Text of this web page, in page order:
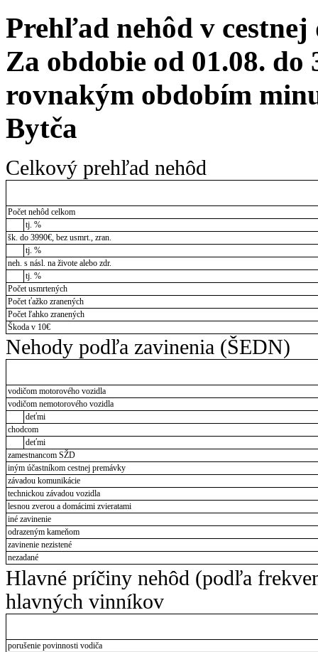
Prehľad nehôd v cestnej
Za obdobie od 01.08. do
rovnakým obdobím
Bytča
Celkový prehľad nehôd
Počet nehôd celkom
tj. %
šk. do 3990€, bez usmrt., zran.
tj. %
neh. s násl. na živote alebo zdr.
tj. %
Počet usmrtených
Počet ťažko zranených
Počet ľahko zranených
Škoda v 10€
Nehody podľa zavinenia (ŠEDN)
vodičom motorového vozidla
vodičom nemotorového vozidla
deťmi
chodcom
deťmi
zamestnancom SŽD
iným účastníkom cestnej premávky
závadou komunikácie
technickou závadou vozidla
lesnou zverou a domácimi zvieratami
iné zavinenie
odrazeným kameňom
zavinenie nezistené
nezadané
Hlavné príčiny nehôd (podľa
hlavných vinníkov
porušenie povinnosti vodiča